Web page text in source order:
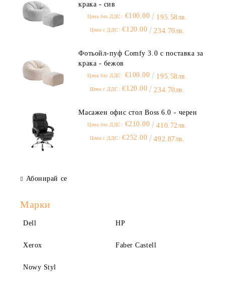
крака - сив
Цена без ДДС: €100.00 195.58лв.
Цена с ДДС: €120.00 234.70лв.
Фотьойл-пуф Comfy 3.0 с поставка за
крака - бежов
Цена без ДДС: €100.00 195.58лв.
Цена с ДДС: €120.00 234.70лв.
Масажен офис стол Boss 6.0 - черен
Цена без ДДС: €210.00 410.72лв.
Цена с ДДС: €252.00 492.87лв.
Абонирай се
Марки
Dell HP
Xerox Faber Castell
Nowy Styl